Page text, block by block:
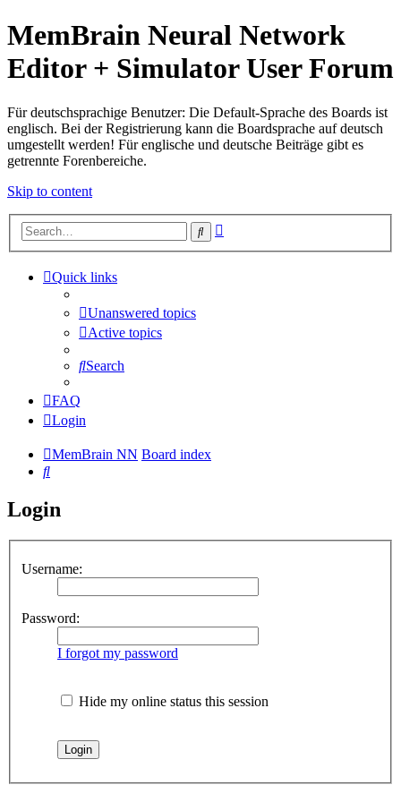
MemBrain Neural Network
Editor + Simulator User Forum
Für deutschsprachige Benutzer: Die Default-Sprache des Boards ist
englisch. Bei der Registrierung kann die Boardsprache auf deutsch
umgestellt werden! Für englische und deutsche Beiträge gibt es
getrennte Forenbereiche.
Skip to content
Search
Quick links
Unanswered topics
Active topics
Search
FAQ
Login
MemBrain NN Board index
Search
Login
Username:
Password:
I forgot my password
Hide my online status this session